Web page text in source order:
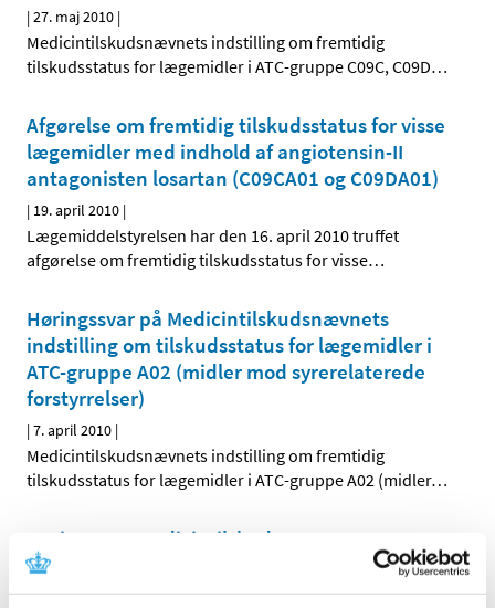
|27. maj 2010 |
Medicintilskudsnævnets indstilling om fremtidig
tilskudsstatus for lægemidler i ATC-gruppe C09C, C09D…
Afgørelse om fremtidig tilskudsstatus for visse
lægemidler med indhold af angiotensin-II
antagonisten losartan (C09CA01 og C09DA01)
| 19. april 2010 |
Lægemiddelstyrelsen har den 16. april 2010 truffet
afgørelse om fremtidig tilskudsstatus for visse…
Høringssvar på Medicintilskudsnævnets
indstilling om tilskudsstatus for lægemidler i
ATC-gruppe A02 (midler mod syrerelaterede
forstyrrelser)
|7. april 2010 |
Medicintilskudsnævnets indstilling om fremtidig
tilskudsstatus for lægemidler i ATC-gruppe A02 (midler…
Høring over Medicintilskudsnævnets
indstilling til tilskudsstatus for lægemidler i
ATC-gruppe C09C, C09D og C09X (angiotensin-